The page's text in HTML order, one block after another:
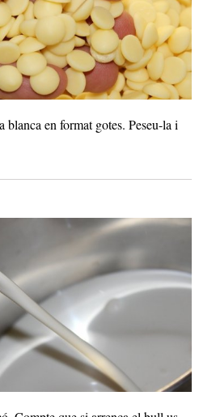
en format gotes. Peseu-la i